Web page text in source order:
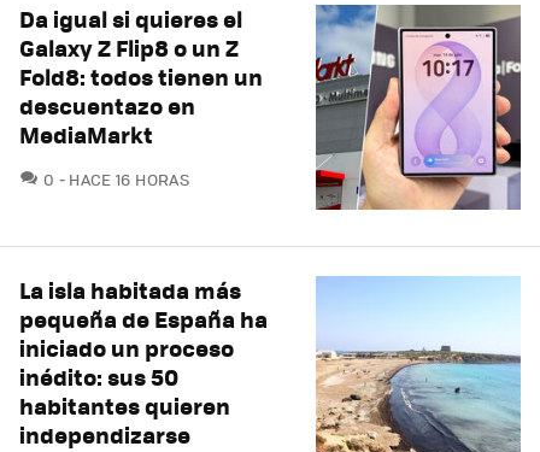
Da igual si quieres el
Galaxy Z Flip8 o un Z
Fold8: todos tienen un
descuentazo en
MediaMarkt
0 COMENTARIOS
HACE 16 HORAS
La isla habitada más
pequeña de España ha
iniciado un proceso
inédito: sus 50
habitantes quieren
independizarse